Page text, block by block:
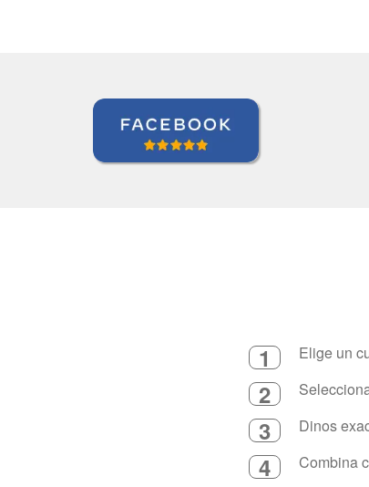
1 Elige un
2
3 Dinos
4 Combina